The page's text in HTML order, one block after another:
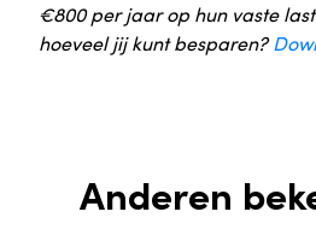
€800 per jaar op hun vaste
hoeveel jij kunt besparen?
Anderen